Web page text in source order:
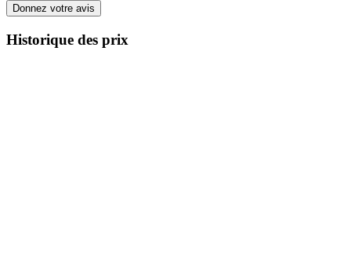
Donnez votre avis
Historique des prix